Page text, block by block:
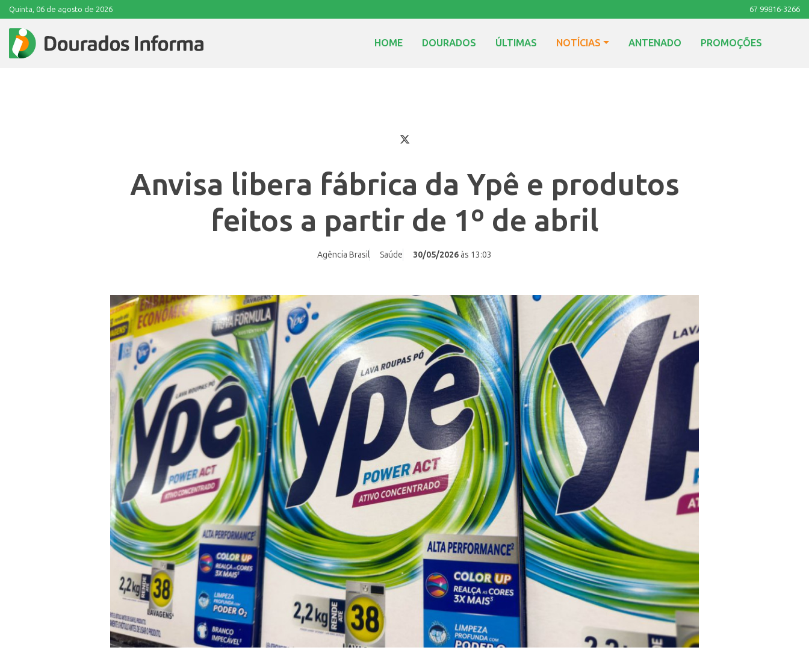
Quinta, 06 de agosto de 2026 67 99816-3266
HOME DOURADOS ÚLTIMAS NOTÍCIAS ANTENADO PROMOÇÕES
Anvisa libera fábrica da Ypê e produtos
feitos a partir de 1º de abril
Agência Brasil Saúde 30/05/2026 às 13:03